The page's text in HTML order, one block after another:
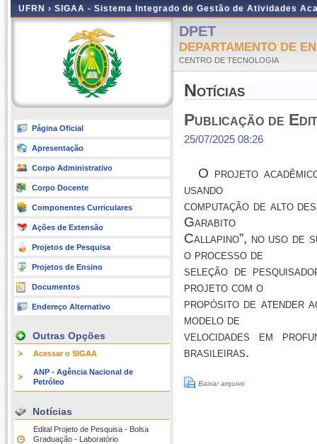
UFRN › SIGAA - Sistema Integrado de Gestão de Atividades
Página Oficial
Apresentação
Corpo Administrativo
Corpo Docente
Componentes Curriculares
Ações de Extensão
Projetos de Pesquisa
Projetos de Ensino
Documentos
Endereço Alternativo
Outras Opções
Acessar o SIGAA
ANP - Agência Nacional de
Petróleo
Notícias
Edital Projeto de Pesquisa - Bolsa
Graduação - Laboratório
DPET
DEPARTAMENTO DE
CENTRO DE TECNOLOGIA
Notícias
Publicação de
25/07/2025 08:26
O projeto
usando
computação de alto
Garabito
Callapino”, no uso de
o processo de
seleção de
projeto com o
propósito de atender
modelo de
velocidades em
brasileiras.
Baixar arquivo